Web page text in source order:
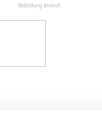
Abbildung ähnlich